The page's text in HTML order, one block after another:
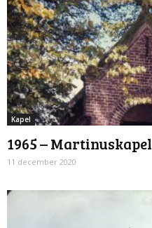
Kapel
1965 – Martinuskapel
11 december 2020